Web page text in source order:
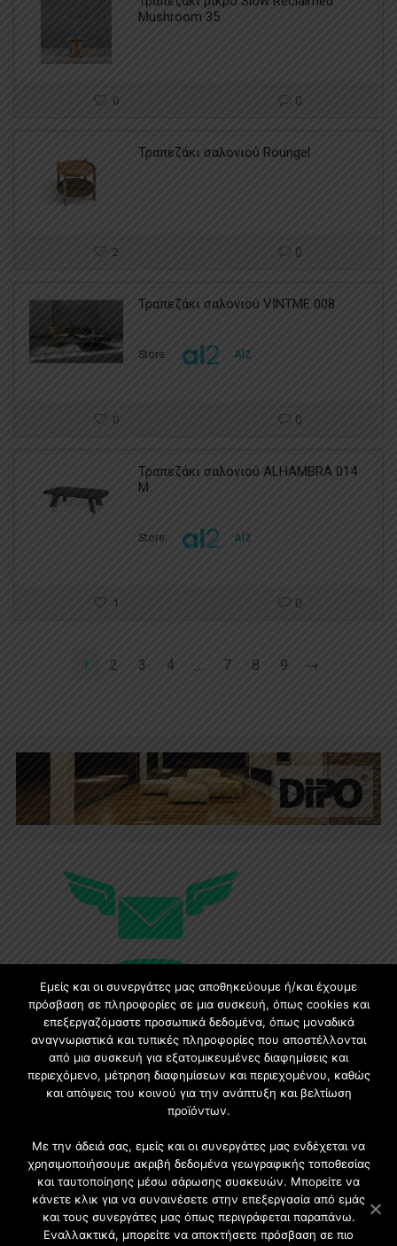
Mushroom 35
0 0
Τραπεζάκι σαλονιού Roungel
2 0
Τραπεζάκι σαλονιού VINTME 008
Store: Al2
0 0
Τραπεζάκι σαλονιού ALHAMBRA 014
M
Store: Al2
1 0
1 2 3 4 7 8 9 →
Εγγραφή στο Newsletter
Γίνετε μέλος της μεγαλύτερης διαδικτυακής κοινότητας, ειδικά
για αρχιτέκτονες, σχεδιαστές και λάτρεις της κατασκευής και
Εμείς και οι συνεργάτες μας αποθηκεύουμε ή/και έχουμε
πρόσβαση σε πληροφορίες σε μια συσκευή, όπως cookies και
επεξεργαζόμαστε προσωπικά δεδομένα, όπως μοναδικά
αναγνωριστικά και τυπικές πληροφορίες που αποστέλλονται
από μια συσκευή για εξατομικευμένες διαφημίσεις και
περιεχόμενο, μέτρηση διαφημίσεων και περιεχομένου, καθώς
και απόψεις του κοινού για την ανάπτυξη και βελτίωση
προϊόντων.
Με την άδειά σας, εμείς και οι συνεργάτες μας ενδέχεται να
χρησιμοποιήσουμε ακριβή δεδομένα γεωγραφικής τοποθεσίας
και ταυτοποίησης μέσω σάρωσης συσκευών. Μπορείτε να
κάνετε κλικ για να συναινέσετε στην επεξεργασία από εμάς
και τους συνεργάτες μας όπως περιγράφεται παραπάνω.
Εναλλακτικά, μπορείτε να αποκτήσετε πρόσβαση σε πιο